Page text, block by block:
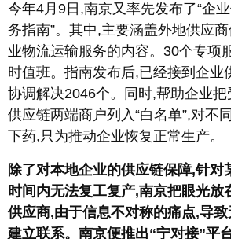
今年4月9日,南京又率先发布了“企
务指南”。其中,主要涵盖外地供应
业物流运输服务的内容。30个专项
时值班。指南发布后,已经接到企业
协调解决2046个。同时,帮助企业
供应链两端商户列入“白名单”,对不
下药,只为推动企业恢复正常生产。
除了对本地企业的供应链保障,针对
时间内无法复工复产,南京把眼光放
供应商,由于信息不对称的痛点,导
建立联系。南京便推出“宁对接”平